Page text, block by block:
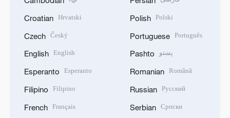
Croatian Hrvatski
Czech Český
English English
Esperanto Esperanto
Filipino Filipino
French Français
Polish Polski
Portuguese Português
Pashto پښتو
Romanian Română
Russian Русский
Serbian Српски